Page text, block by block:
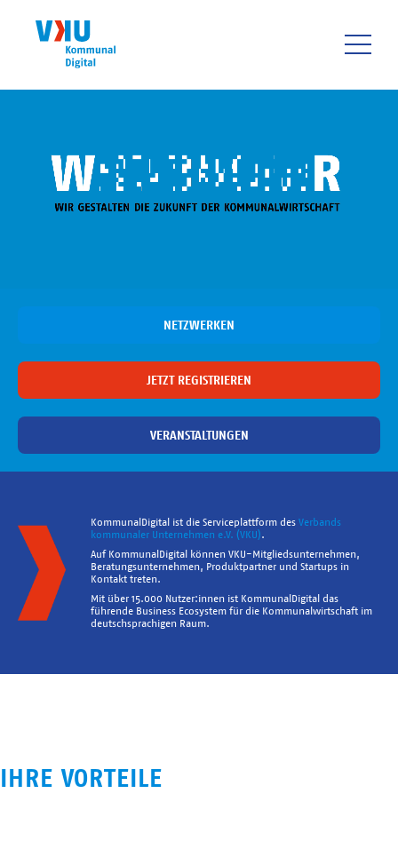
NETZWERKEN
JETZT REGISTRIEREN
VERANSTALTUNGEN
KommunalDigital ist die Serviceplattform des Verbands
kommunaler Unternehmen e.V. (VKU).
Auf KommunalDigital können VKU-Mitgliedsunternehmen,
Beratungsunternehmen, Produktpartner und Startups in
Kontakt treten.
Mit über 15.000 Nutzer:innen ist KommunalDigital das
führende Business Ecosystem für die Kommunalwirtschaft im
deutschsprachigen Raum.
IHRE VORTEILE